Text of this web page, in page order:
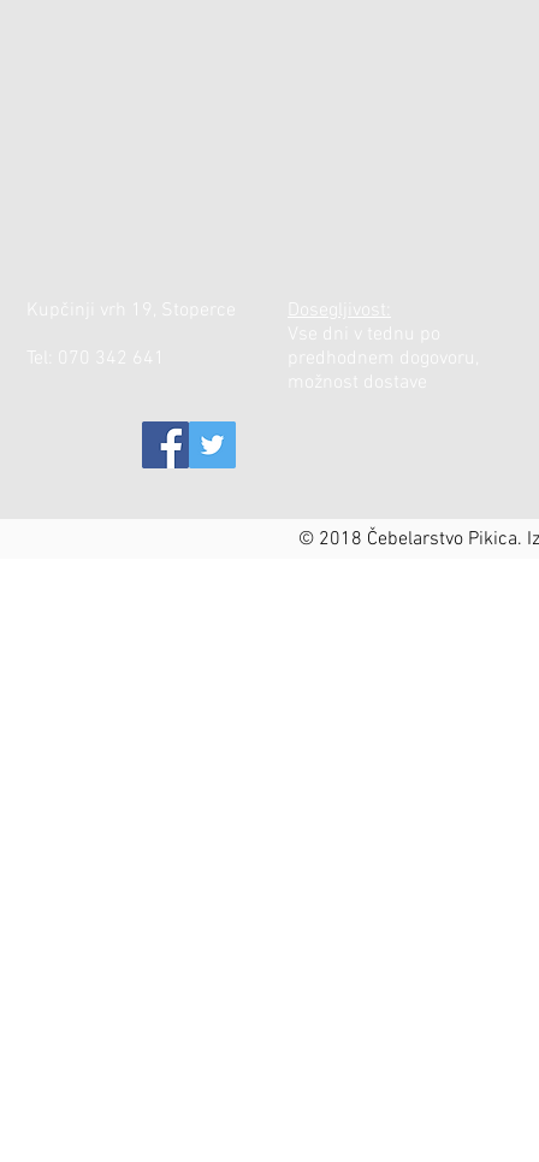
Kupčinji vrh 19, Stoperce
Tel: 070 342 641
Dosegljivost:
Vse dni v tednu po
predhodnem dogovoru,
možnost dostave​​
© 2018 Čebelarstvo Pikica.